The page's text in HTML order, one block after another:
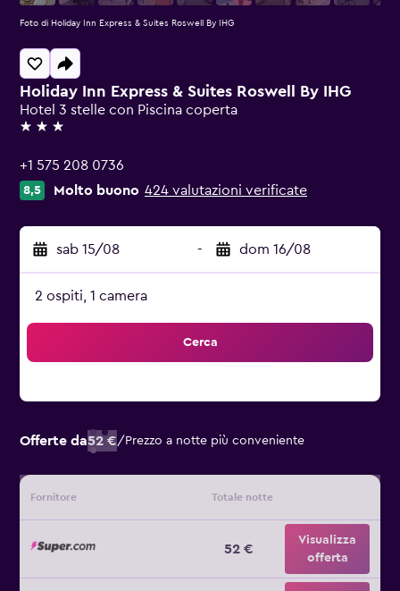
Holiday Inn Express & Suites Roswell By IHG
Hotel 3 stelle con Piscina coperta
3 stelle
+1 575 208 0736
8,5 Molto buono 424 valutazioni verificate
sab 15/08 - dom 16/08
2 ospiti, 1 camera
Cerca
Offerte da52 €/ Prezzo a notte più conveniente
Fornitore Totale notte
52 €
Visualizza
offerta
Foto di Holiday Inn Express & Suites Roswell By IHG